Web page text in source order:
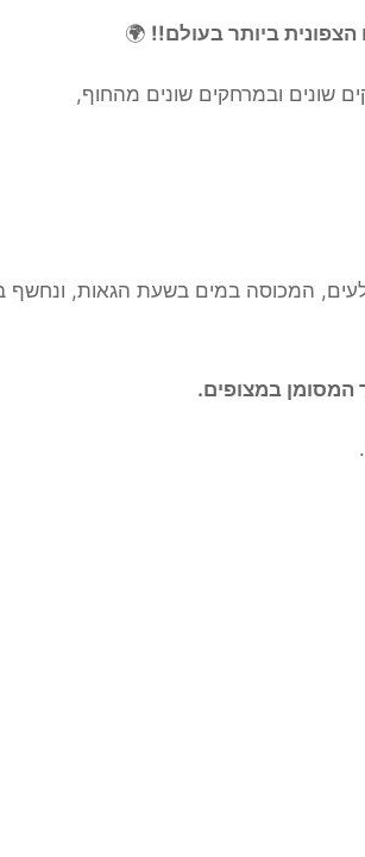
הצפונית ביותר בעולם!! 🌍
שונים ובמרחקים שונים מהחוף,
המכוסה במים בשעת הגאות,
המסומן במצופים.